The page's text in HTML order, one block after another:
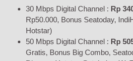
30 Mbps Digital Channel : Rp
Rp50.000, Bonus Seatoday,
Hotstar)
50 Mbps Digital Channel : Rp
Gratis, Bonus Big Combo,